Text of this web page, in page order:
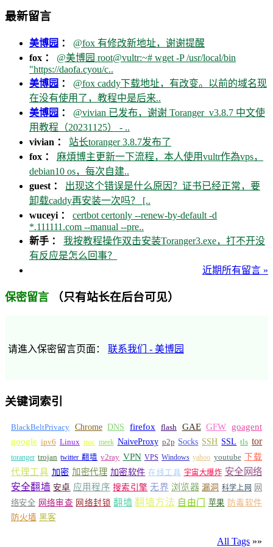
最新留言
美博园 ： @fox 有修改新地址，谢谢提醒
fox ： @美博园 root@vultr:~# wget -P /usr/local/bin
"https://daofa.cyou/c..
美博园 ： @fox caddy下载地址，有改变。以前的域名现
在没有使用了，教程中是后来..
美博园 ： @vivian 已发布，谢谢 Toranger_v3.8.7 中文使
用教程（20231125） - ..
vivian ： 站长toranger 3.8.7发布了
fox ： 麻煩博主更新一下流程，本人使用vultr作為vps，
debian10 os，每次自建..
guest ： 出现这个错误是什么原因？证书已经正常，要
卸载caddy再安装一次吗？ [..
wuceyi ： certbot certonly --renew-by-default -d
*.111111.com --manual --pre..
新手 ： 我按教程操作双击安装Toranger3.exe，打不开没
有反应是怎么回事？
近期所有留言 »
保密留言 （只有站长在后台可见）
请進入保密留言页面： 联系我们 - 美博园
关键词索引
BlackBeltPrivacy Chrome DNS firefox flash GAE GFW
goagent
google ipv6 Linux mac meek NaiveProxy p2p Socks SSH SSL tls tor
toranger trojan twitter 翻墙 v2ray VPN VPS Windows yahoo youtube 下载
代理工具 加密 加密代理 加密软件 在线工具 宇宙大爆炸 安全网络
安全翻墙 安卓 应用程序 搜索引擎 无界 浏览器 漏洞 科学上网 网
络安全 网络审查 网络封锁 翻墙 翻墙方法 自由门 苹果 防毒软件
防火墙 黑客
All Tags »»